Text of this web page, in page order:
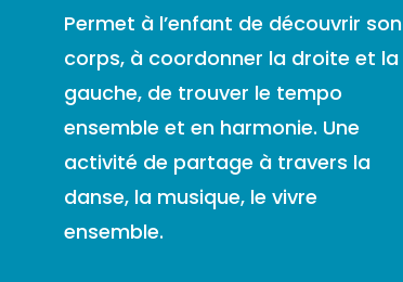
Permet à l’enfant de découvrir son
corps, à coordonner la droite et la
gauche, de trouver le tempo
ensemble et en harmonie. Une
activité de partage à travers la
danse, la musique, le vivre
ensemble.